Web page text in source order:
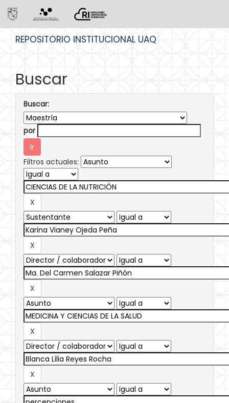
REPOSITORIO INSTITUCIONAL UAQ
Buscar
Buscar:
por
Filtros actuales: